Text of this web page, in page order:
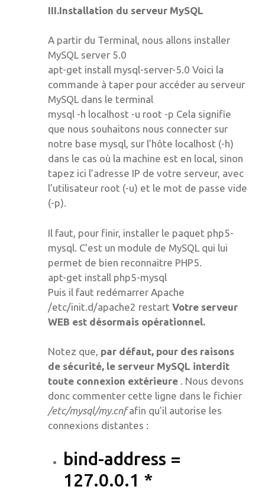
III.Installation du serveur MySQL
A partir du Terminal, nous allons installer
MySQL server 5.0
apt-get install mysql-server-5.0 Voici la
commande à taper pour accéder au serveur
MySQL dans le terminal
mysql -h localhost -u root -p Cela signifie
que nous souhaitons nous connecter sur
notre base mysql, sur l’hôte localhost (-h)
dans le cas où la machine est en local, sinon
tapez ici l’adresse IP de votre serveur, avec
l’utilisateur root (-u) et le mot de passe vide
(-p).
Il faut, pour finir, installer le paquet php5-
mysql. C’est un module de MySQL qui lui
permet de bien reconnaitre PHP5.
apt-get install php5-mysql
Puis il faut redémarrer Apache
/etc/init.d/apache2 restart Votre serveur
WEB est désormais opérationnel.
Notez que, par défaut, pour des raisons
de sécurité, le serveur MySQL interdit
toute connexion extérieure . Nous devons
donc commenter cette ligne dans le fichier
/etc/mysql/my.cnfafin qu’il autorise les
connexions distantes :
bind-address =
127.0.0.1 *